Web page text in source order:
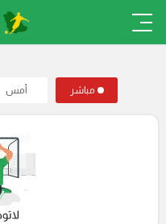
مباشر أمس